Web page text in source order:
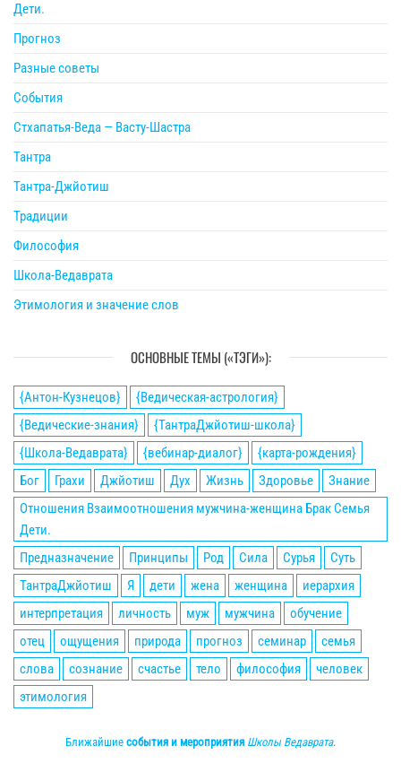
Дети.
Прогноз
Разные советы
События
Стхапатья-Веда — Васту-Шастра
Тантра
Тантра-Джйотиш
Традиции
Философия
Школа-Ведаврата
Этимология и значение слов
ОСНОВНЫЕ ТЕМЫ («ТЭГИ»):
{Антон-Кузнецов}
{Ведическая-астрология}
{Ведические-знания}
{ТантраДжйотиш-школа}
{Школа-Ведаврата}
{вебинар-диалог}
{карта-рождения}
Бог
Грахи Джйотиш Дух Жизнь Здоровье
Знание
Отношения Взаимоотношения мужчина-женщина Брак Семья
Дети.
Предназначение
Принципы Род Сила Сурья
Суть
ТантраДжйотиш
Я дети жена женщина
иерархия
интерпретация
личность муж мужчина
обучение
отец
ощущения природа прогноз семинар
семья
слова
сознание счастье тело философия
человек
этимология
Ближайшие события и мероприятия Школы Ведаврата.